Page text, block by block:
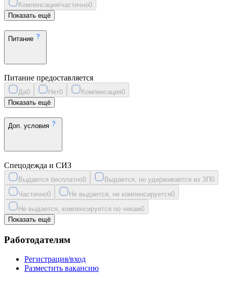
Компенсация/частично0
Показать ещё
Питание
Питание предоставляется
Да0 Нет0 Компенсация0
Показать ещё
Доп. условия
Спецодежда и СИЗ
Выдается бесплатно0 Выдается, но удерживается из ЗП0
Частично0 Не выдается, не компенсируется0
Не выдается, компенсируется по чекам0
Показать ещё
Работодателям
Регистрация/вход
Разместить вакансию